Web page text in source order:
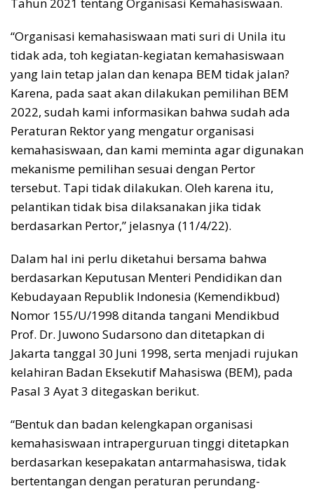
Tahun 2021 tentang Organisasi Kemahasiswaan.
“Organisasi kemahasiswaan mati suri di Unila itu
tidak ada, toh kegiatan-kegiatan kemahasiswaan
yang lain tetap jalan dan kenapa BEM tidak jalan?
Karena, pada saat akan dilakukan pemilihan BEM
2022, sudah kami informasikan bahwa sudah ada
Peraturan Rektor yang mengatur organisasi
kemahasiswaan, dan kami meminta agar digunakan
mekanisme pemilihan sesuai dengan Pertor
tersebut. Tapi tidak dilakukan. Oleh karena itu,
pelantikan tidak bisa dilaksanakan jika tidak
berdasarkan Pertor,” jelasnya (11/4/22).
Dalam hal ini perlu diketahui bersama bahwa
berdasarkan Keputusan Menteri Pendidikan dan
Kebudayaan Republik Indonesia (Kemendikbud)
Nomor 155/U/1998 ditanda tangani Mendikbud
Prof. Dr. Juwono Sudarsono dan ditetapkan di
Jakarta tanggal 30 Juni 1998, serta menjadi rujukan
kelahiran Badan Eksekutif Mahasiswa (BEM), pada
Pasal 3 Ayat 3 ditegaskan berikut.
“Bentuk dan badan kelengkapan organisasi
kemahasiswaan intraperguruan tinggi ditetapkan
berdasarkan kesepakatan antarmahasiswa, tidak
bertentangan dengan peraturan perundang-